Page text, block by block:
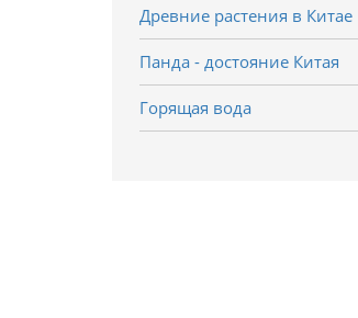
Древние растения в Китае
Панда - достояние Китая
Горящая вода